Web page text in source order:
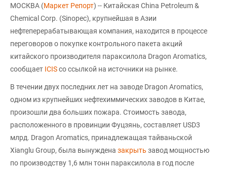
МОСКВА (Маркет Репорт) -- Китайская China Petroleum &
Chemical Corp. (Sinopec), крупнейшая в Азии
нефтеперерабатывающая компания, находится в процессе
переговоров о покупке контрольного пакета акций
китайского производителя параксилола Dragon Aromatics,
сообщает ICISсо ссылкой на источники на рынке.
В течении двух последних лет на заводе Dragon Aromatics,
одном из крупнейших нефтехиммических заводов в Китае,
произошли два больших пожара. Стоимость завода,
расположенного в провинции Фуцзянь, составляет USD3
млрд. Dragon Aromatics, принадлежащая тайваньской
Xianglu Group, была вынуждена закрыть завод мощностью
по производству 1,6 млн тонн параксилола в год после